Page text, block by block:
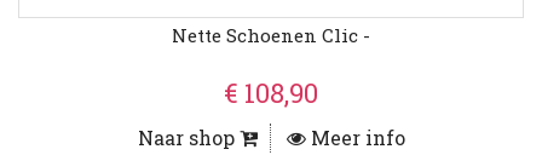
Nette Schoenen Clic -
€ 108,90
Naar shop Meer info